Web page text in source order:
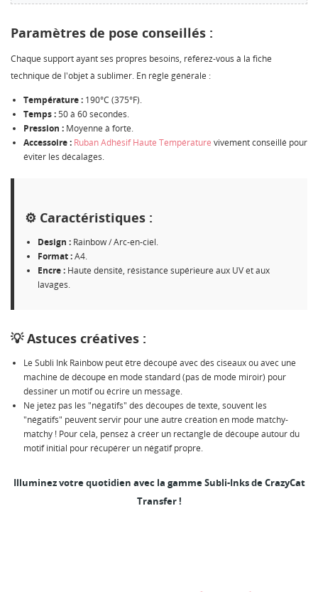
Paramètres de pose conseillés :
Chaque support ayant ses propres besoins, référez-vous à la fiche
technique de l'objet à sublimer. En règle générale :
Température : 190°C (375°F).
Temps :50 à 60 secondes.
Pression : Moyenne à forte.
Accessoire : Ruban Adhésif Haute Température vivement conseillé pour
éviter les décalages.
⚙️ Caractéristiques :
Design : Rainbow / Arc-en-ciel.
Format :A4.
Encre : Haute densité, résistance supérieure aux UV et aux
lavages.
💡Astuces créatives :
Le Subli Ink Rainbow peut être découpé avec des ciseaux ou avec une
machine de découpe en mode standard (pas de mode miroir) pour
dessiner un motif ou écrire un message.
Ne jetez pas les "négatifs" des découpes de texte, souvent les
"négatifs" peuvent servir pour une autre création en mode matchy-
matchy ! Pour celà, pensez à créer un rectangle de découpe autour du
motif initial pour récupérer un négatif propre.
Illuminez votre quotidien avec la gamme Subli-Inks de CrazyCat
Transfer !
MES LISTES
NOM DE LA LISTE D'ENVIES
CONNEXION
Vous devez être connecté pour ajouter des produits à
votre liste d'envies.